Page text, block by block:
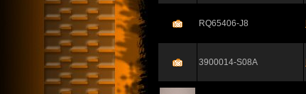
RQ65406-J8
3900014-S08A